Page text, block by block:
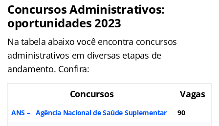
Concursos Administrativos:
oportunidades 2023
Na tabela abaixo você encontra concursos
administrativos em diversas etapas de
andamento. Confira:
Concursos Vagas
ANS – Agência Nacional de Saúde Suplementar 90